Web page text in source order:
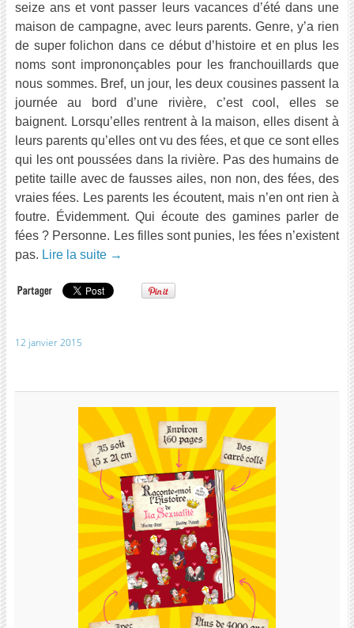
seize ans et vont passer leurs vacances d’été dans une
maison de campagne, avec leurs parents. Genre, y’a rien
de super folichon dans ce début d’histoire et en plus les
noms sont imprononçables pour les franchouillards que
nous sommes. Bref, un jour, les deux cousines passent la
journée au bord d’une rivière, c’est cool, elles se
baignent. Lorsqu’elles rentrent à la maison, elles disent à
leurs parents qu’elles ont vu des fées, et que ce sont elles
qui les ont poussées dans la rivière. Pas des humains de
petite taille avec de fausses ailes, non non, des fées, des
vraies fées. Les parents les écoutent, mais n’en ont rien à
foutre. Évidemment. Qui écoute des gamines parler de
fées ? Personne. Les filles sont punies, les fées n’existent
pas. Lire la suite →
12 janvier 2015